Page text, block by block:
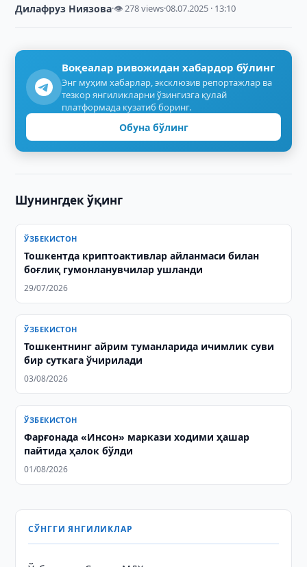
Дилафруз Ниязова·👁 278 views·08.07.2025 · 13:10
Воқеалар ривожидан хабардор бўлинг
Энг муҳим хабарлар, эксклюзив репортажлар ва
тезкор янгиликларни ўзингизга қулай
платформада кузатиб боринг.
Обуна бўлинг
Шунингдек ўқинг
ЎЗБЕКИСТОН
Тошкентда криптоактивлар айланмаси билан
боғлиқ гумонланувчилар ушланди
29/07/2026
ЎЗБЕКИСТОН
Тошкентнинг айрим туманларида ичимлик суви
бир суткага ўчирилади
03/08/2026
ЎЗБЕКИСТОН
Фарғонада «Инсон» маркази ходими ҳашар
пайтида ҳалок бўлди
01/08/2026
СЎНГГИ ЯНГИЛИКЛАР